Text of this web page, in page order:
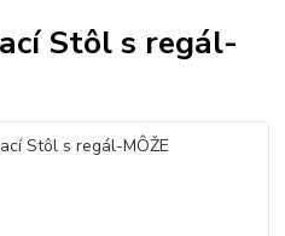
Stôl s regál-